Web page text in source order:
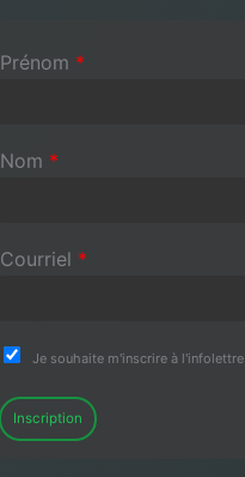
Prénom *
Nom *
Courriel *
Je souhaite m'inscrire à l'infolettre
Inscription